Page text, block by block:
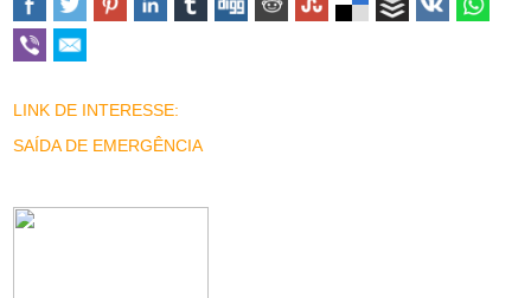
LINK DE INTERESSE:
SAÍDA DE EMERGÊNCIA